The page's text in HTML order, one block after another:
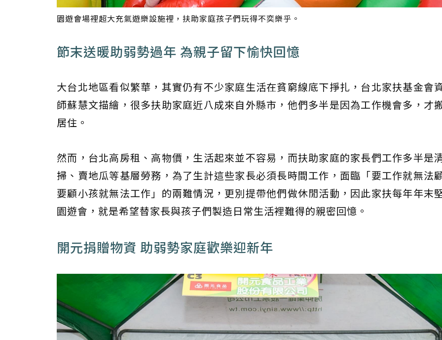
園遊會場裡超大充氣遊樂設施裡，扶助家庭孩子們玩得不奕樂乎。
節末送暖助弱勢過年 為親子留下愉快回憶
大台北地區看似繁華，其實仍有不少家庭生活在貧窮線底下掙扎，台北家扶基金會
師蘇慧文描繪，很多扶助家庭近八成來自外縣市，他們多半是因為工作機會多，才
居住。
然而，台北高房租、高物價，生活起來並不容易，而扶助家庭的家長們工作多半是
掃、賣地瓜等基層勞務，為了生計這些家長必須長時間工作，面臨「要工作就無法
要顧小孩就無法工作」的兩難情況，更別提帶他們做休閒活動，因此家扶每年年末
園遊會，就是希望替家長與孩子們製造日常生活裡難得的親密回憶。
開元捐贈物資 助弱勢家庭歡樂迎新年